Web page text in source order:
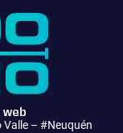
– #Neuquén